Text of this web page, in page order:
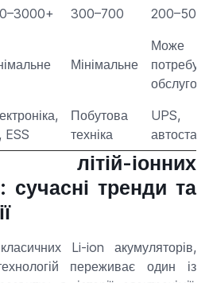
300–700 200–500
Мінімальне
Може
ESS
Побутова
техніка
UPS,
іонних
сучасні тренди та
Li-ion акумуляторів,
переживає один із